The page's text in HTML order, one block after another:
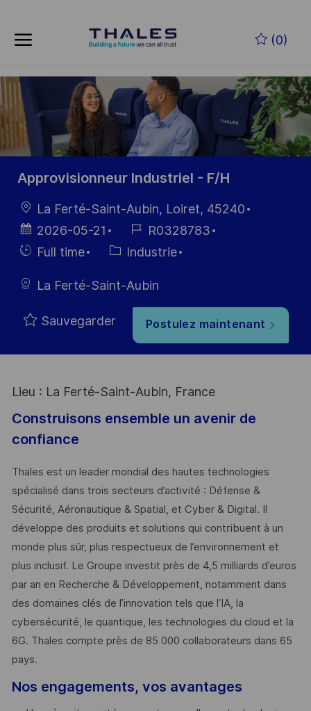
(0)
-
Approvisionneur Industriel - F/H
localisation
La Ferté-Saint-Aubin, Loiret, 45240
Date
d’affichage
2026-05-21
Référence
du poste
R0328783
HiringFull time Catégorie
Industrie
La Ferté-Saint-Aubin
Sauvegarder Postulez maintenant
Lieu : La Ferté-Saint-Aubin, France
Construisons ensemble un avenir de
confiance
Thales est un leader mondial des hautes technologies
spécialisé dans trois secteurs d’activité : Défense &
Sécurité, Aéronautique & Spatial, et Cyber & Digital. Il
développe des produits et solutions qui contribuent à un
monde plus sûr, plus respectueux de l’environnement et
plus inclusif. Le Groupe investit près de 4,5 milliards d’euros
par an en Recherche & Développement, notamment dans
des domaines clés de l’innovation tels que l’IA, la
cybersécurité, le quantique, les technologies du cloud et la
6G. Thales compte près de 85 000 collaborateurs dans 65
pays. ​
Nos engagements, vos avantages